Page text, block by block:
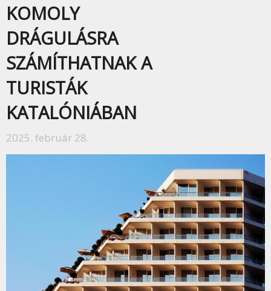
KOMOLY
DRÁGULÁSRA
SZÁMÍTHATNAK A
TURISTÁK
KATALÓNIÁBAN
2025. február 28.